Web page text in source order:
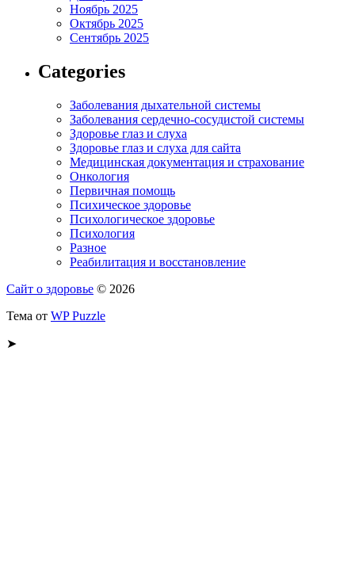
Ноябрь 2025
Октябрь 2025
Сентябрь 2025
Categories
Заболевания дыхательной системы
Заболевания сердечно-сосудистой системы
Здоровье глаз и слуха
Здоровье глаз и слуха для сайта
Медицинская документация и страхование
Онкология
Первичная помощь
Психическое здоровье
Психологическое здоровье
Психология
Разное
Реабилитация и восстановление
Сайт о здоровье © 2026
Тема от WP Puzzle
➤